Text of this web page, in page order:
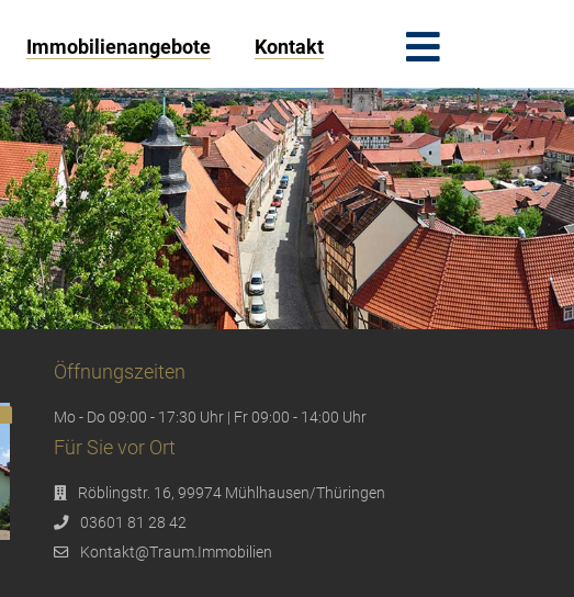
Immobilienangebote Kontakt
Öffnungszeiten
Mo - Do 09:00 - 17:30 Uhr | Fr 09:00 - 14:00 Uhr
Für Sie vor Ort
Röblingstr. 16, 99974 Mühlhausen/Thüringen
03601 81 28 42
Kontakt@Traum.Immobilien